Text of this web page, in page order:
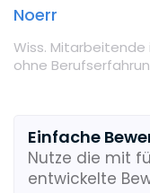
Noerr
Wiss. Mitarbeitende
ohne
Einfache
Nutze die mit
entwickelte